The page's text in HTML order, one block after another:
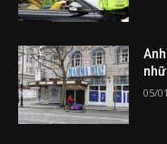
05/